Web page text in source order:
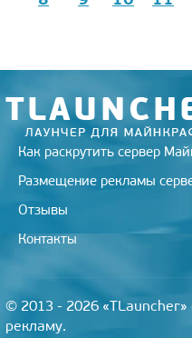
Как раскрутить сервер
Размещение рекламы
Отзывы
Контакты
© 2013 - 2026
рекламу.